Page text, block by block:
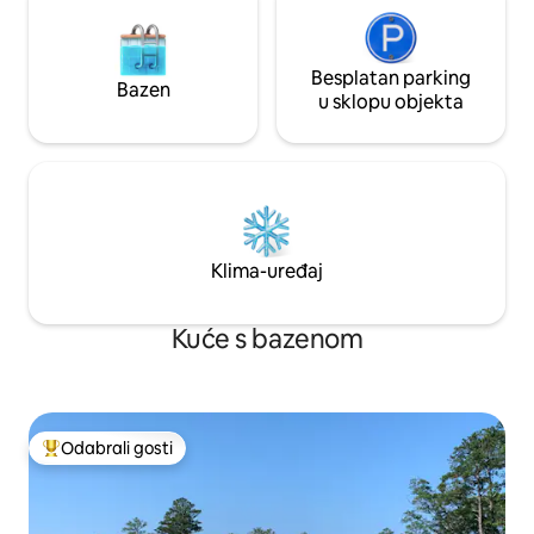
Bazen
Besplatan parking
u sklopu objekta
Klima-uređaj
Kuće s bazenom
Među najviše rangiranima s oznakom „Odabrali gosti”
Odabrali gosti